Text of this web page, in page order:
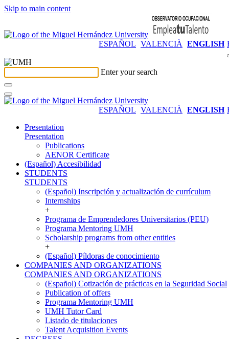
Skip to main content
ESPAÑOL VALENCIÀ ENGLISH
Enter your search
ESPAÑOL VALENCIÀ ENGLISH
Presentation
Presentation
Publications
AENOR Certificate
(Español) Accesibilidad
STUDENTS
STUDENTS
(Español) Inscripción y actualización de currículum
Internships
+
Programa de Emprendedores Universitarios (PEU)
Programa Mentoring UMH
Scholarship programs from other entities
+
(Español) Píldoras de conocimiento
COMPANIES AND ORGANIZATIONS
COMPANIES AND ORGANIZATIONS
(Español) Cotización de prácticas en la Seguridad Social
Publication of offers
Programa Mentoring UMH
UMH Tutor Card
Listado de titulaciones
Talent Acquisition Events